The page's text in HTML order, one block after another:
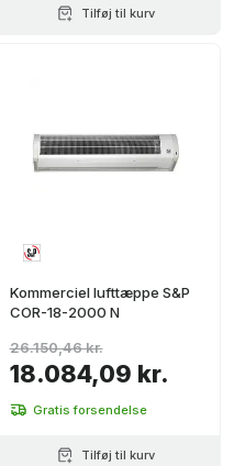
Tilføj til kurv
Kommerciel lufttæppe S&P
COR-18-2000 N
18.084,09 kr.
26.150,46 kr.
Gratis forsendelse
Tilføj til kurv